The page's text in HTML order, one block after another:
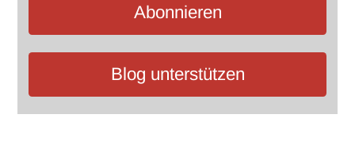
Abonnieren
Blog unterstützen